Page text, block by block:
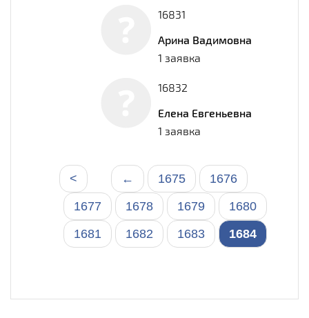
16831
Арина Вадимовна
1 заявка
16832
Елена Евгеньевна
1 заявка
←
< 1675
1676
1677
1678 1679
1680
1681
1682 1683 1684